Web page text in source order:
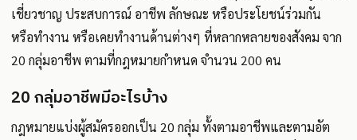
เชี่ยวชาญ ประสบการณ์ อาชีพ ลักษณะ หรือประโยชน์ร่วมกัน
หรือทำงาน หรือเคยทำงานด้านต่างๆ ที่หลากหลายของสังคม จาก
20 กลุ่มอาชีพ ตามที่กฎหมายกำหนด จำนวน 200 คน
20 กลุ่มอาชีพมีอะไรบ้าง
กฎหมายแบ่งผู้สมัครออกเป็น 20 กลุ่ม ทั้งตามอาชีพและตามอัต